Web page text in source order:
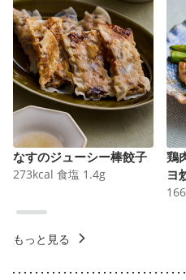
なすのジューシー棒餃子
273kcal 食塩 1.4g
鶏
ヨ
166
もっと見る